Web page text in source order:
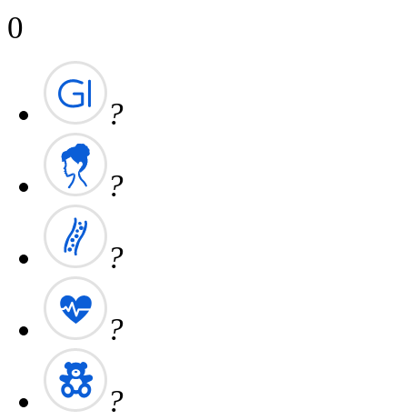
0
?
?
?
?
?